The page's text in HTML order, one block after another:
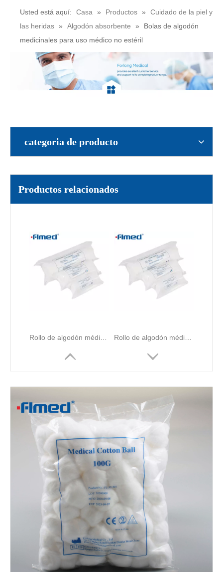
Usted está aquí: Casa » Productos »
Cuidado de la piel y
las heridas » Algodón absorbente »
Bolas de algodón
medicinales para uso médico no estéril
categoria de producto
Productos relacionados